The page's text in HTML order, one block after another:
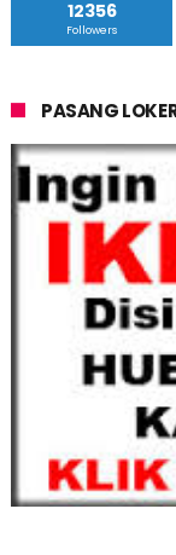
12356
Followers
PASANG